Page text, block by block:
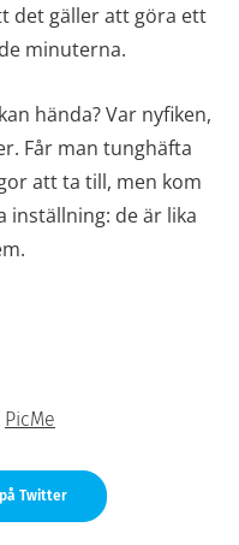
det gäller att göra ett
minuterna.
hända? Var nyfiken,
Får man tunghäfta
att ta till, men kom
inställning: de är lika
PicMe
Twitter